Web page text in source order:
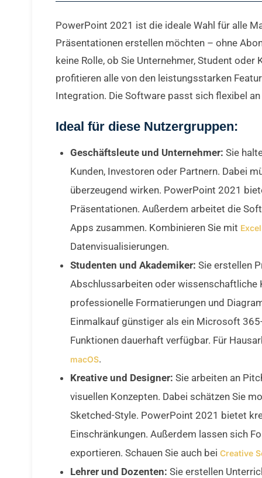
PowerPoint 2021 ist die ideale Wahl für alle
Präsentationen erstellen möchten – ohne
keine Rolle, ob Sie Unternehmer, Student
profitieren alle von den leistungsstarken
Integration. Die Software passt sich flexibel
Ideal für diese Nutzergruppen:
Geschäftsleute und Unternehmer: Sie
Kunden, Investoren oder Partnern. Dabei
überzeugend wirken. PowerPoint 2021
Präsentationen. Außerdem arbeitet die
Apps zusammen. Kombinieren Sie mit
Datenvisualisierungen.
Studenten und Akademiker: Sie erstellen
Abschlussarbeiten oder wissenschaftliche
professionelle Formatierungen und
Einmalkauf günstiger als ein Microsoft
Funktionen dauerhaft verfügbar. Für
macOS.
Kreative und Designer: Sie arbeiten an
visuellen Konzepten. Dabei schätzen Sie
Sketched-Style. PowerPoint 2021 bietet
Einschränkungen. Außerdem lassen sich
exportieren. Schauen Sie auch bei Creative
Lehrer und Dozenten: Sie erstellen